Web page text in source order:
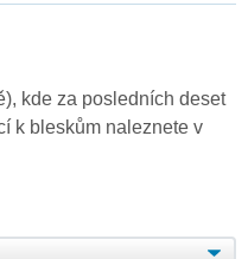
kde za posledních deset
k bleskům naleznete v